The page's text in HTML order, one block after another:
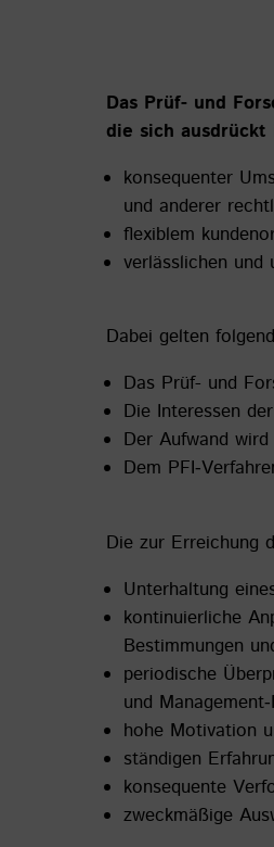
Das Prüf- und
die sich ausdrückt
konsequenter
und anderer
flexiblem
verlässlichen und
Dabei gelten
Das Prüf- und
Die Interessen
Der Aufwand
Dem
Die zur Erreichung
Unterhaltung
kontinuierliche
Bestimmungen
periodische
und
hohe Motivation
ständigen
konsequente
zweckmäßige